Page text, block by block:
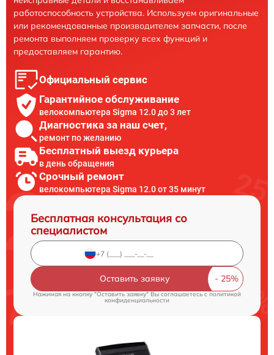
работоспособность устройства. Используем оригинальные
или рекомендованные производителем запчасти, после
ремонта выполняем проверку всех функций и
предоставляем гарантию.
Официальный сервис
Гарантийное обслуживание
велокомпьютера Sigma 12.0 до 3 лет
Диагностика за наш счет,
ремонт по желанию
Бесплатный выезд курьера
в день обращения
Срочный ремонт
велокомпьютера Sigma 12.0 от 35 минут
Бесплатная консультация со
специалистом
Оставить заявку
Нажимая на кнопку "Оставить заявку" Вы соглашаетесь c политикой
конфиденциальности